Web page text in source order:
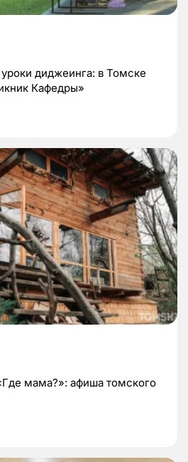
диджеинга: в Томске
Кафедры»
мама?»: афиша томского